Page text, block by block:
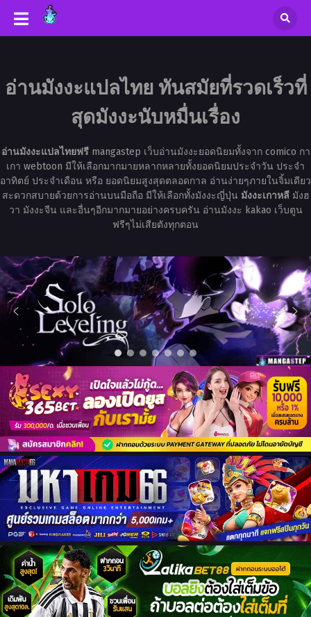
อ่านมังงะแปลไทย ทันสมัยที่รวดเร็วที่
สุดมังงะนับหมื่นเรื่อง
อ่านมังงะแปลไทยฟรีmangastep เว็บอ่านมังงะยอดนิยมทั้งจาก comico กา
เกา webtoon มีให้เลือกมากมายหลากหลายทั้งยอดนิยมประจำวัน ประจำ
อาทิตย์ ประจำเดือน หรือ ยอดนิยมสูงสุดตลอดกาล อ่านง่ายๆภายในจิ้มเดียว
สะดวกสบายด้วยการอ่านบนมือถือ มีให้เลือกทั้งมังงะญี่ปุ่น มังงะเกาหลีมังฮ
วา มังงะจีน และอื่นๆอีกมากมายอย่างครบครัน อ่านมังงะ kakao เว็บตูน
ฟรีๆไม่เสียตังทุกตอน